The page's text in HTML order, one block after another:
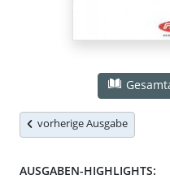
vorherige Ausgabe
AUSGABEN-HIGHLIGHTS: